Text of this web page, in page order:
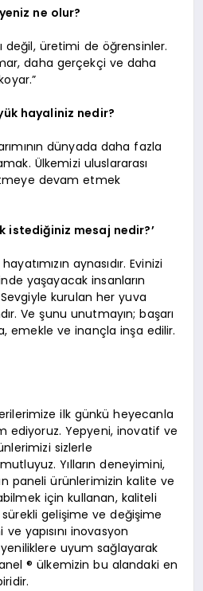
ne olur?
değil, üretimi de öğrensinler.
daha gerçekçi ve daha
hayaliniz nedir?
dünyada daha fazla
Ülkemizi uluslararası
devam etmek
istediğiniz mesaj nedir?’
aynasıdır. Evinizi
yaşayacak insanların
kurulan her yuva
Ve şunu unutmayın; başarı
emekle ve inançla inşa edilir.
ilk günkü heyecanla
ediyoruz. Yepyeni, inovatif ve
sizlerle
Yılların deneyimini,
paneli ürünlerimizin kalite ve
için kullanan, kaliteli
sürekli gelişime ve değişime
yapısını inovasyon
uyum sağlayarak
® ülkemizin bu alandaki en